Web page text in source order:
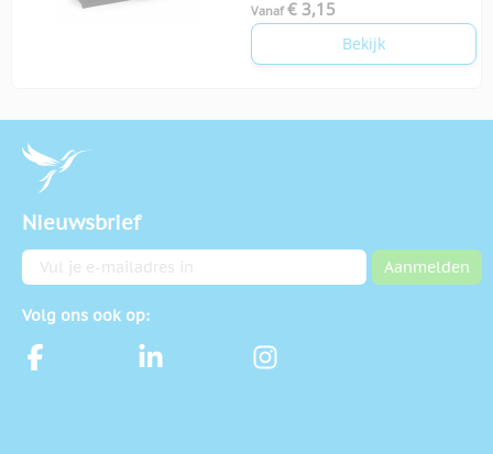
Vanaf € 3,15
Bekijk
Nieuwsbrief
E-mailadres Aanmelden
Volg ons ook op: